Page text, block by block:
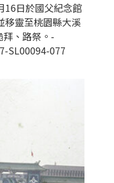
16日於國父紀念館
移靈至桃園縣大溪
拜、路祭。-
SL00094-077